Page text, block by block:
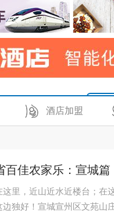
酒店加盟
百佳农家乐：宣城篇
里，近山近水近楼台；在
独好！宣城宣州区文苑山